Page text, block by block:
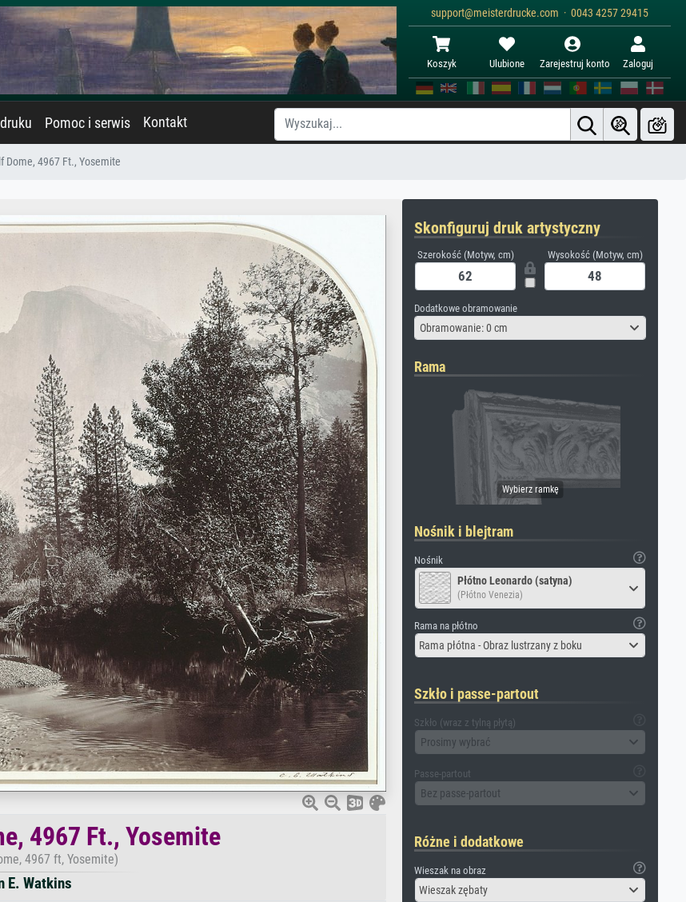
support@meisterdrucke.com · 0043 4257 29415
Koszyk Ulubione Zarejestruj konto Zaloguj
Pomoc i serwis Kontakt
Dome, 4967 Ft., Yosemite
4967 Ft., Yosemite
4967 ft, Yosemite)
E. Watkins
Skonfiguruj druk artystyczny
Szerokość (Motyw, cm) Wysokość (Motyw, cm)
Dodatkowe obramowanie
Obramowanie: 0 cm
Rama
Nośnik i blejtram
Nośnik
Płótno Leonardo (satyna)
(Płótno Venezia)
Rama na płótno
Rama płótna - Obraz lustrzany z boku
Szkło i passe-partout
Szkło (wraz z tylną płytą)
Prosimy wybrać
Passe-partout
Bez passe-partout
Różne i dodatkowe
Wieszak na obraz
Wieszak zębaty